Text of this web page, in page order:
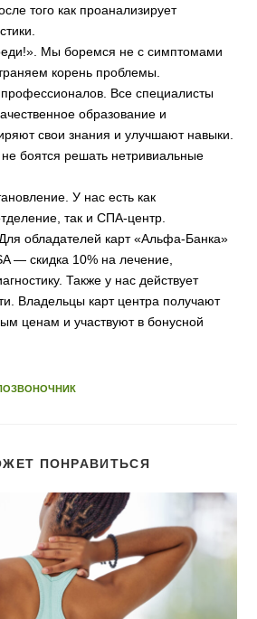
того как проанализирует
Мы боремся не с симптомами
корень проблемы.
Все специалисты
образование и
свои знания и улучшают навыки.
боятся решать нетривиальные
У нас есть как
так и СПА-центр.
обладателей карт «Альфа-Банка»
— скидка 10% на лечение,
Также у нас действует
Владельцы карт центра получают
ценам и участвуют в бонусной
ПОНРАВИТЬСЯ